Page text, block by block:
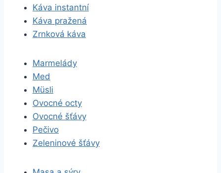
Káva instantní
Káva pražená
Zrnková káva
Marmelády
Med
Müsli
Ovocné octy
Ovocné šťávy
Pečivo
Zeleninové šťávy